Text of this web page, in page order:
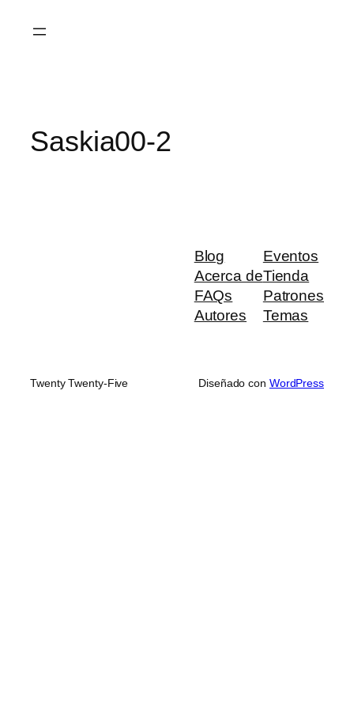
Saskia00-2
Blog
Acerca de
FAQs
Autores
Eventos
Tienda
Patrones
Temas
Twenty Twenty-Five Diseñado con WordPress